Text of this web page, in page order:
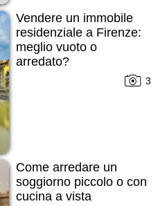
Vendere un immobile
residenziale a Firenze:
meglio vuoto o
arredato?
3
Come arredare un
soggiorno piccolo o con
cucina a vista